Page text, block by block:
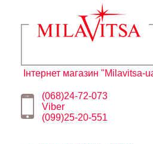
Інтернет магазин "Milavitsa-
(068)24-72-073
Viber
(099)25-20-551